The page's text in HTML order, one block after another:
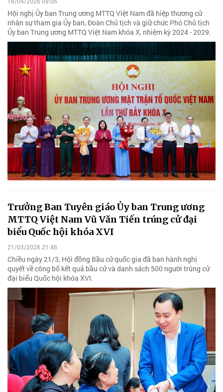
Hội nghị Ủy ban Trung ương MTTQ Việt Nam đã hiệp thương cử
nhân sự tham gia Ủy ban, Đoàn Chủ tịch và giữ chức Phó Chủ tịch
Ủy ban Trung ương MTTQ Việt Nam khóa X, nhiệm kỳ 2024 - 2029.
Trưởng Ban Tuyên giáo Ủy ban Trung ương
MTTQ Việt Nam Vũ Văn Tiến trúng cử đại
biểu Quốc hội khóa XVI
21/03/2026 21:46
Chiều ngày 21/3, Hội đồng Bầu cử quốc gia đã ban hành nghị
quyết về công bố kết quả bầu cử và danh sách 500 người trúng cử
đại biểu Quốc hội khóa XVI.